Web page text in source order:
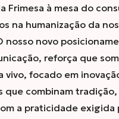
Frimesa à mesa do
na humanização da
nosso novo
reforça que
vivo, focado em
que combinam
a praticidade exigida